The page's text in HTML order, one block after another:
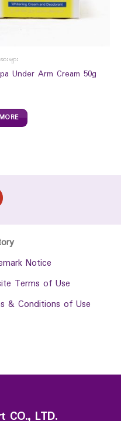
များ
Under Arm Cream 50g
Notice
Terms of Use
& Conditions of Use
CO., LTD.